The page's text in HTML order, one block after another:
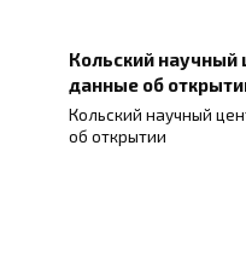
Кольский научный
данные об
Кольский научный
об открытии